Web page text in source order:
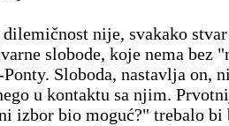
nije, svakako
slobode, koje nema bez
Sloboda, nastavlja on,
u kontaktu sa njim.
izbor bio moguć?" trebalo